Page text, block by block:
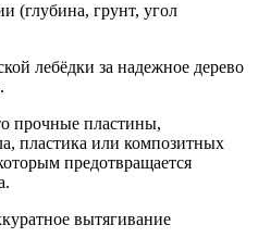
(глубина, грунт, угол
лебёдки за надежное дерево
прочные пластины,
пластика или композитных
предотвращается
вытягивание